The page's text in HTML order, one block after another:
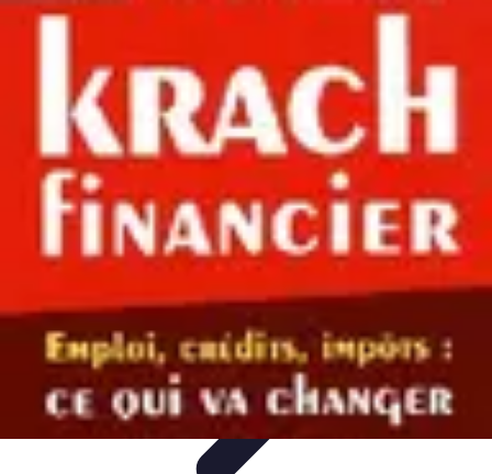
Plan Finance Perspective
Évaluation et Ajustement Évaluation et Ajustement du Plan
Plan Finance Perspective